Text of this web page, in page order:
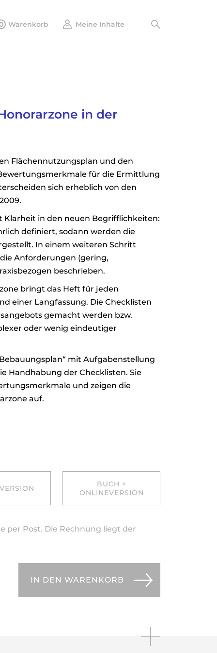
Warenkorb Meine Inhalte
in der
Flächennutzungsplan und den
für die Ermittlung
sich erheblich von den
Klarheit in den neuen Begrifflichkeiten:
definiert, sodann werden die
In einem weiteren Schritt
Anforderungen (gering,
beschrieben.
bringt das Heft für jeden
einer Langfassung. Die Checklisten
gemacht werden bzw.
oder wenig eindeutiger
mit Aufgabenstellung
Handhabung der Checklisten. Sie
und zeigen die
auf.
BUCH +
ONLINEVERSION
per Post. Die Rechnung liegt der
IN DEN WARENKORB